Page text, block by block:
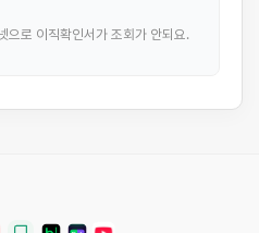
으로 이직확인서가 조회가 안되요.